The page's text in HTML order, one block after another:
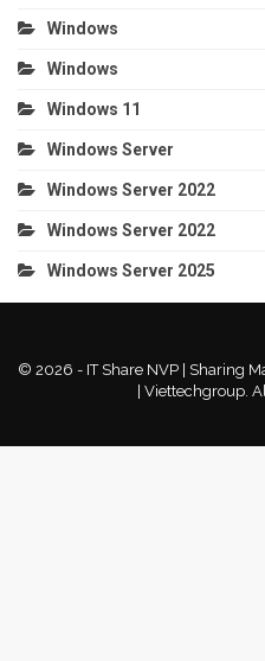
Windows
Windows
Windows 11
Windows Server
Windows Server 2022
Windows Server 2022
Windows Server 2025
© 2026 - IT Share NVP | Sharing
| Viettechgroup.